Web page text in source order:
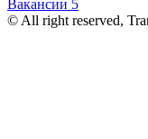
Вакансии 5
© All right reserved,